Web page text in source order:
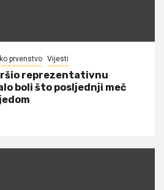
prvenstvo Vijesti
reprezentativnu
boli što posljednji meč